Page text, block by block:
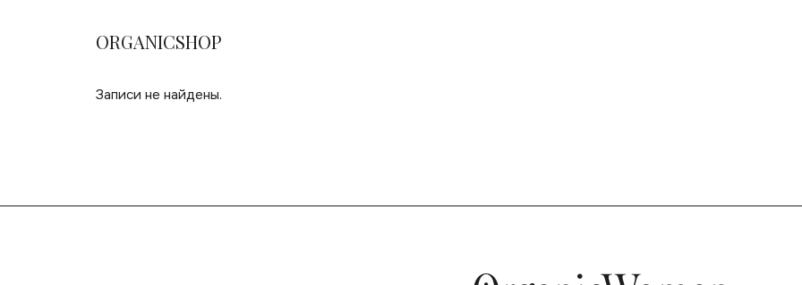
ORGANICSHOP
Записи не найдены.